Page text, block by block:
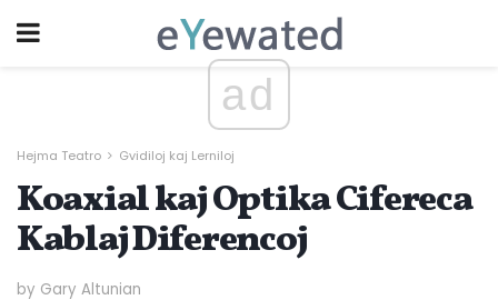
ad
Hejma Teatro Gvidiloj kaj Lerniloj
Koaxial kaj Optika Cifereca
Kablaj Diferencoj
by Gary Altunian